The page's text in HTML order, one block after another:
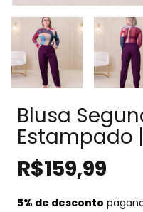
Blusa
Estampado
R$159,99
5% de desconto